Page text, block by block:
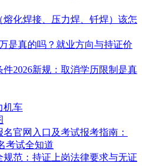
熔化焊接、压力焊、钎焊）该怎
是真的吗？就业方向与持证价
2026新规：取消学历限制是真
机车
名官网入口及考试报考指南：
考试全知道
规范：持证上岗法律要求与无证